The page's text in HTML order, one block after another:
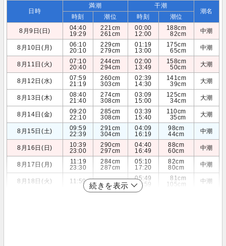
日時
満潮 干潮
潮名
時刻 潮位 時刻
潮位
8月9日(日)
04:40
19:29
221cm
261cm
00:00
12:00
188cm
82cm
中潮
8月10日(月)
06:10
20:10
229cm
279cm
01:19
13:00
175cm
65cm
中潮
8月11日(火)
07:10
20:40
244cm
294cm
02:00
13:49
158cm
50cm
大潮
8月12日(水)
07:59
21:19
260cm
303cm
02:39
14:30
141cm
39cm
大潮
8月13日(木)
08:40
21:40
274cm
308cm
03:09
15:00
125cm
34cm
大潮
8月14日(金)
09:20
22:10
285cm
308cm
03:39
15:40
110cm
35cm
大潮
8月15日(土)
09:59
22:39
291cm
304cm
04:09
16:19
98cm
44cm
中潮
8月16日(日)
10:39
23:00
290cm
297cm
04:40
16:49
88cm
60cm
中潮
8月17日(月)
11:19
23:30
284cm
287cm
05:10
17:20
82cm
80cm
中潮
8月18日(火) 11:59 271cm
05:49
17:59
81cm
105cm
中潮
続きを表示